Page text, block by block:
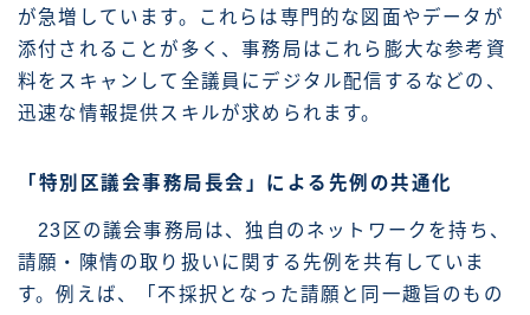
が急増しています。これらは専門的な図面やデータが
添付されることが多く、事務局はこれら膨大な参考資
料をスキャンして全議員にデジタル配信するなどの、
迅速な情報提供スキルが求められます。
「特別区議会事務局長会」による先例の共通化
23区の議会事務局は、独自のネットワークを持ち、
請願・陳情の取り扱いに関する先例を共有していま
す。例えば、「不採択となった請願と同一趣旨のもの